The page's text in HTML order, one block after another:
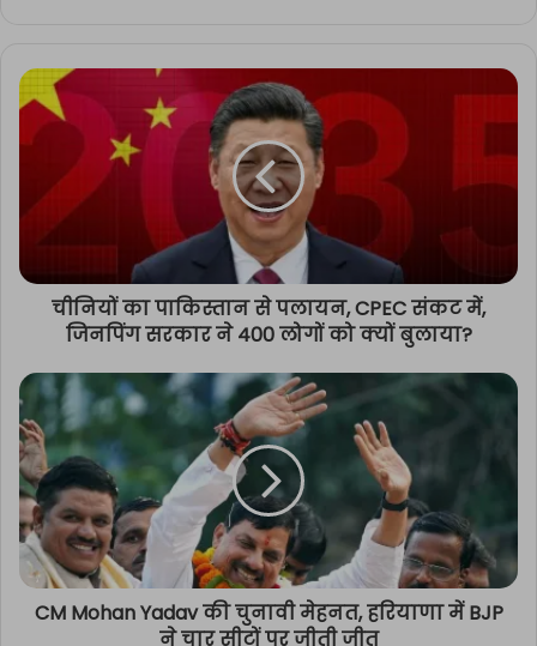
चीनियों का पाकिस्तान से पलायन, CPEC संकट में,
जिनपिंग सरकार ने 400 लोगों को क्यों बुलाया?
CM Mohan Yadav की चुनावी मेहनत, हरियाणा में BJP
ने चार सीटों पर जीती जीत